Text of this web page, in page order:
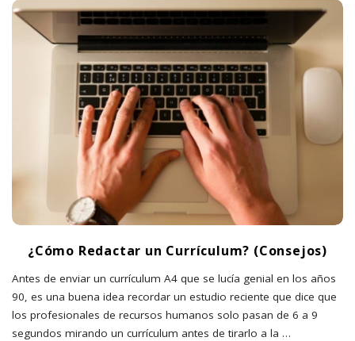
¿Cómo Redactar un Currículum? (Consejos)
Antes de enviar un currículum A4 que se lucía genial en los años
90, es una buena idea recordar un estudio reciente que dice que
los profesionales de recursos humanos solo pasan de 6 a 9
segundos mirando un currículum antes de tirarlo a la …